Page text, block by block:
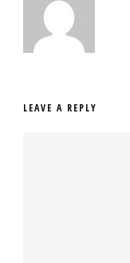
LEAVE A REPLY